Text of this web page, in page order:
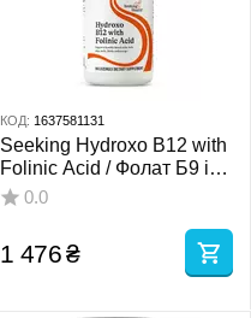
КОД: 1637581131
Seeking Hydroxo B12 with
Folinic Acid / Фолат Б9 і
Б12 (гідроксокобаламін)
0.0
1 476₴